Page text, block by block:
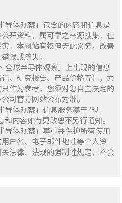
导体观察」包含的内容和信息是
开资料，属可靠之来源搜集，但
。本网站有权但无此义务，改善
误或疏失。
全球半导体观察」上出现的信息
、研究报告、产品价格等），力
作为参考，您须对您自主决定的
司官方网站公布为准。
导体观察」信息服务基于"现
内容如有更改恕不另行通知。
导体观察」尊重并保护所有使用
户名、电子邮件地址等个人资
法律、法规的强制性规定，不会